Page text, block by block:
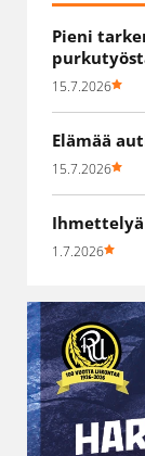
Pieni
15.7.2026
Elämää
15.7.2026
1.7.2026